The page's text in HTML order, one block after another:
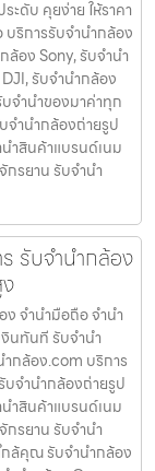
ะดับ คุยง่าย ให้ราคา
ริการรับจำนำกล้อง
ล้อง Sony, รับจำนำ
รับจำนำกล้อง
จำนำของมาค่าทุก
จํานํากล้องถ่ายรูป
าสินค้าแบรนด์เนม
กรยาน รับจํานํา
รับจํานํากล้อง
จำนำมือถือ จำนำ
นทันที รับจำนำ
กล้อง.com บริการ
บจํานํากล้องถ่ายรูป
าสินค้าแบรนด์เนม
กรยาน รับจํานํา
กล้คุณ รับจำนำกล้อง